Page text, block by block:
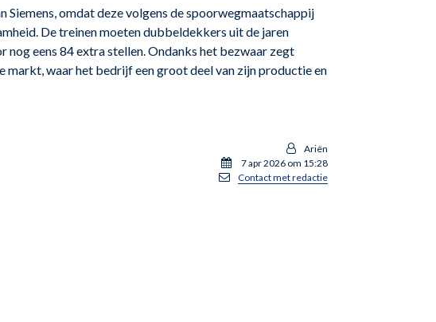
omdat deze volgens de spoorwegmaatschappij
De treinen moeten dubbeldekkers uit de jaren
nog eens 84 extra stellen. Ondanks het bezwaar zegt
waar het bedrijf een groot deel van zijn productie en
Ariën
7 apr 2026 om 15:28
Contact met redactie